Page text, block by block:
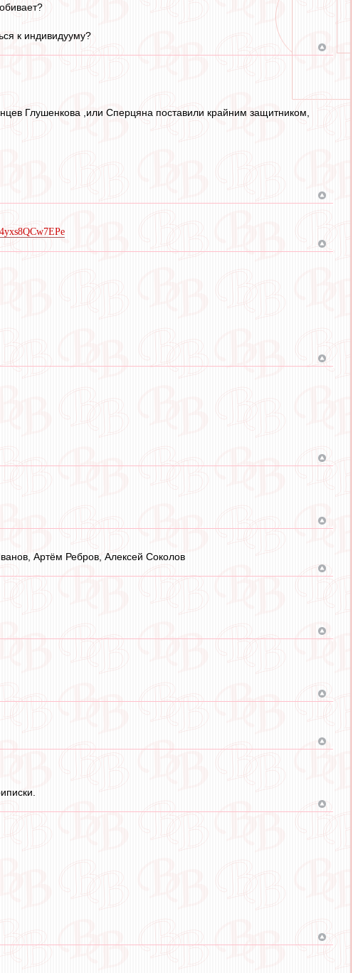
к индивидууму?
Глушенкова ,или Сперцяна поставили крайним защитником,
Артём Ребров, Алексей Соколов